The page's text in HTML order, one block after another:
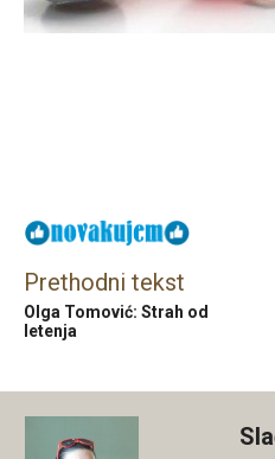
Prethodni tekst
Olga Tomović: Strah od
letenja